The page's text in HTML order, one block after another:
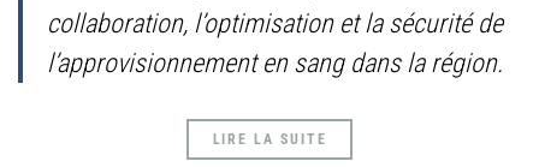
collaboration, l’optimisation et la sécurité de
l’approvisionnement en sang dans la région.
LIRE LA SUITE